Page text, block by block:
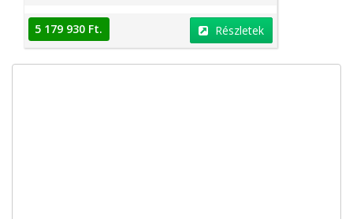
5 179 930 Ft. Részletek